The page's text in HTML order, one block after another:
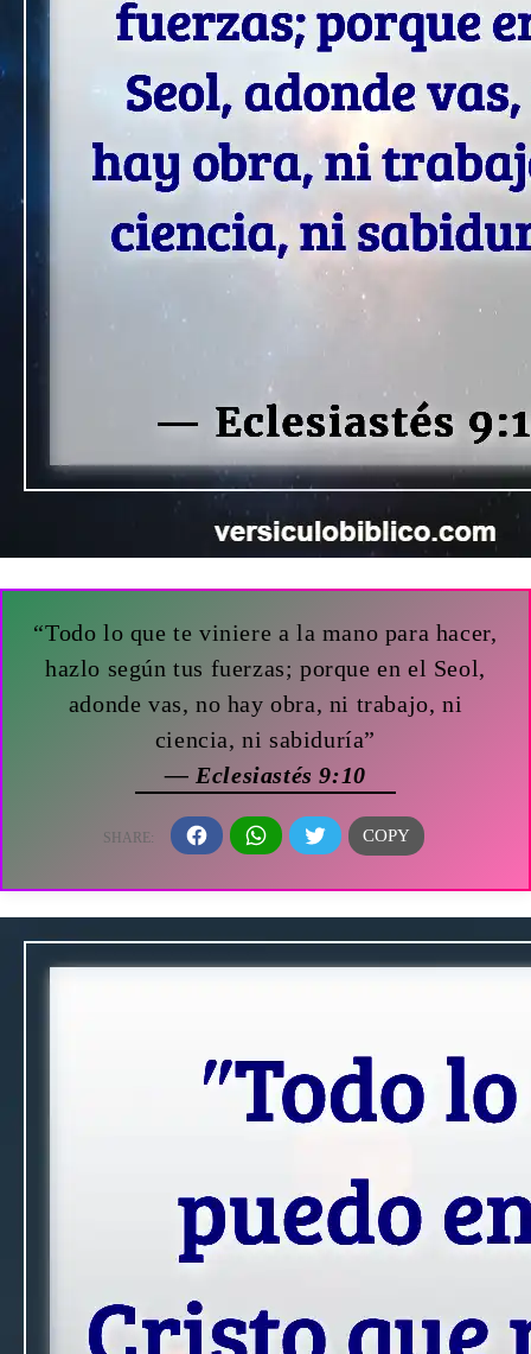
“Todo lo que te viniere a la mano para hacer,
hazlo según tus fuerzas; porque en el Seol,
adonde vas, no hay obra, ni trabajo, ni
ciencia, ni sabiduría”
— Eclesiastés 9:10